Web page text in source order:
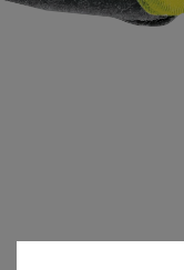
Zoek je